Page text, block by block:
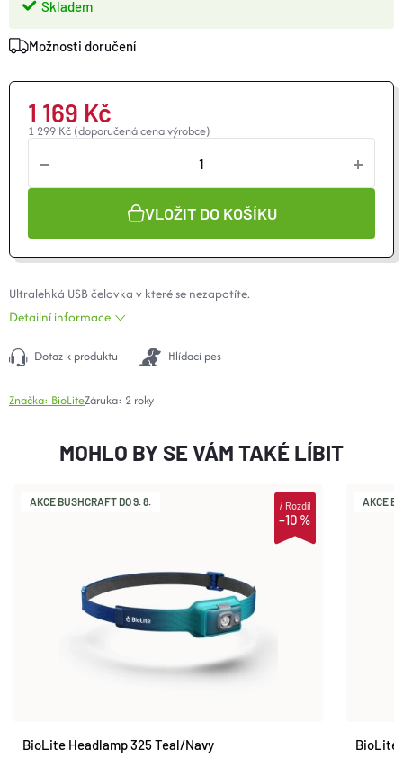
O nás
Moje objednávka
Skladem
Možnosti doručení
1 299 Kč (doporučená cena výrobce)
1 169 Kč
VLOŽIT DO KOŠÍKU
Ultralehká USB čelovka v které se nezapotíte.
Detailní informace
Dotaz k produktu Hlídací pes
Značka: BioLiteZáruka: 2 roky
MOHLO BY SE VÁM TAKÉ LÍBIT
AKCE BUSHCRAFT DO 9. 8.
–10 %
iRozdíl
BioLite Headlamp 325 Teal/Navy
AKCE
BioLite